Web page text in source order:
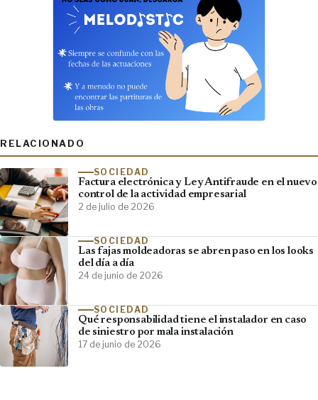
RELACIONADO
SOCIEDAD
Factura electrónica y Ley Antifraude en el nuevo
control de la actividad empresarial
2 de julio de 2026
SOCIEDAD
Las fajas moldeadoras se abren paso en los looks
del día a día
24 de junio de 2026
SOCIEDAD
Qué responsabilidad tiene el instalador en caso
de siniestro por mala instalación
17 de junio de 2026